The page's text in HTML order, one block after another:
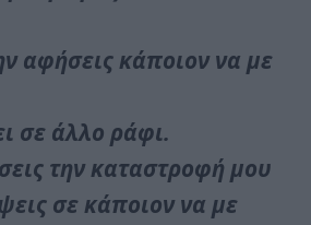
αφήσεις κάποιον να με
σε άλλο ράφι.
την καταστροφή μου
σε κάποιον να με